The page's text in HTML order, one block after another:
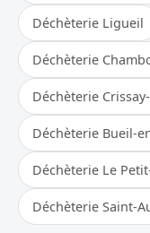
Déchèterie Ligueil
Déchèterie
Déchèterie
Déchèterie Bueil-
Déchèterie Le
Déchèterie Saint-